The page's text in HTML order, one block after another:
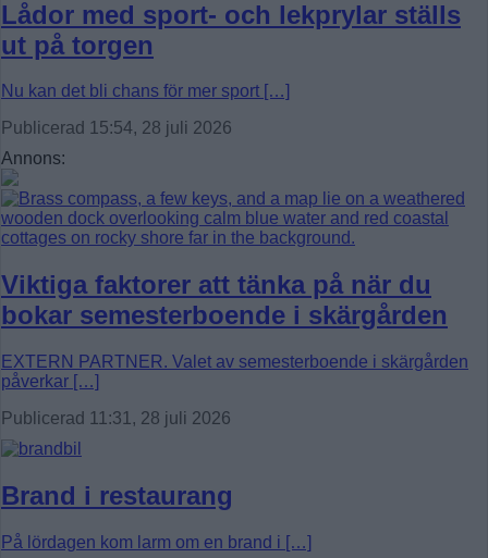
Lådor med sport- och lekprylar ställs
ut på torgen
Nu kan det bli chans för mer sport […]
Publicerad 15:54, 28 juli 2026
Annons:
Viktiga faktorer att tänka på när du
bokar semesterboende i skärgården
EXTERN PARTNER. Valet av semesterboende i skärgården
påverkar […]
Publicerad 11:31, 28 juli 2026
Brand i restaurang
På lördagen kom larm om en brand i […]